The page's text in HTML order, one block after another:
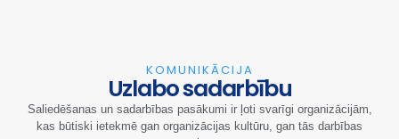
KOMUNIKĀCIJA
Uzlabo sadarbību
Saliedēšanas un sadarbības pasākumi ir ļoti svarīgi organizācijām,
kas būtiski ietekmē gan organizācijas kultūru, gan tās darbības